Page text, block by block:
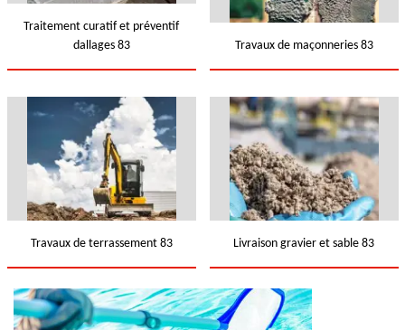
Traitement curatif et préventif
dallages 83
Travaux de maçonneries 83
Travaux de terrassement 83 Livraison gravier et sable 83